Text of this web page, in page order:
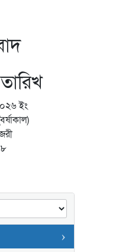
সুমন সরদার
ইং
›